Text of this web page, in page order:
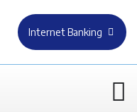
Internet Banking